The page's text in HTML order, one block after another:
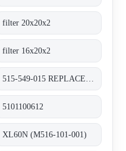
filter 20x20x2
filter 16x20x2
5101100612
XL60N (M516-101-001)